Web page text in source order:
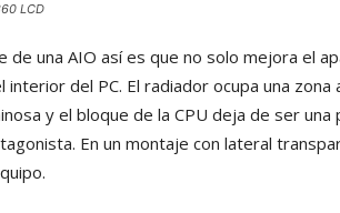
LCD
de una AIO así es que no solo mejora el
interior del PC. El radiador ocupa una
y el bloque de la CPU deja de ser
En un montaje con lateral